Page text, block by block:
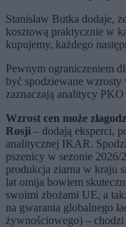
Stanisław Butka dodaje,
kosztową praktycznie w
kupujemy, każdego
Pewnym ograniczeniem
być spodziewane
zaznaczają analitycy PKO
Wzrost cen może
Rosji – dodają eksperci,
analitycznej IKAR.
pszenicy w sezonie
produkcja ziarna w kraju
lat omija bowiem
swoimi zbożami UE, a
na gwaranta globalnego
żywnościowego) –